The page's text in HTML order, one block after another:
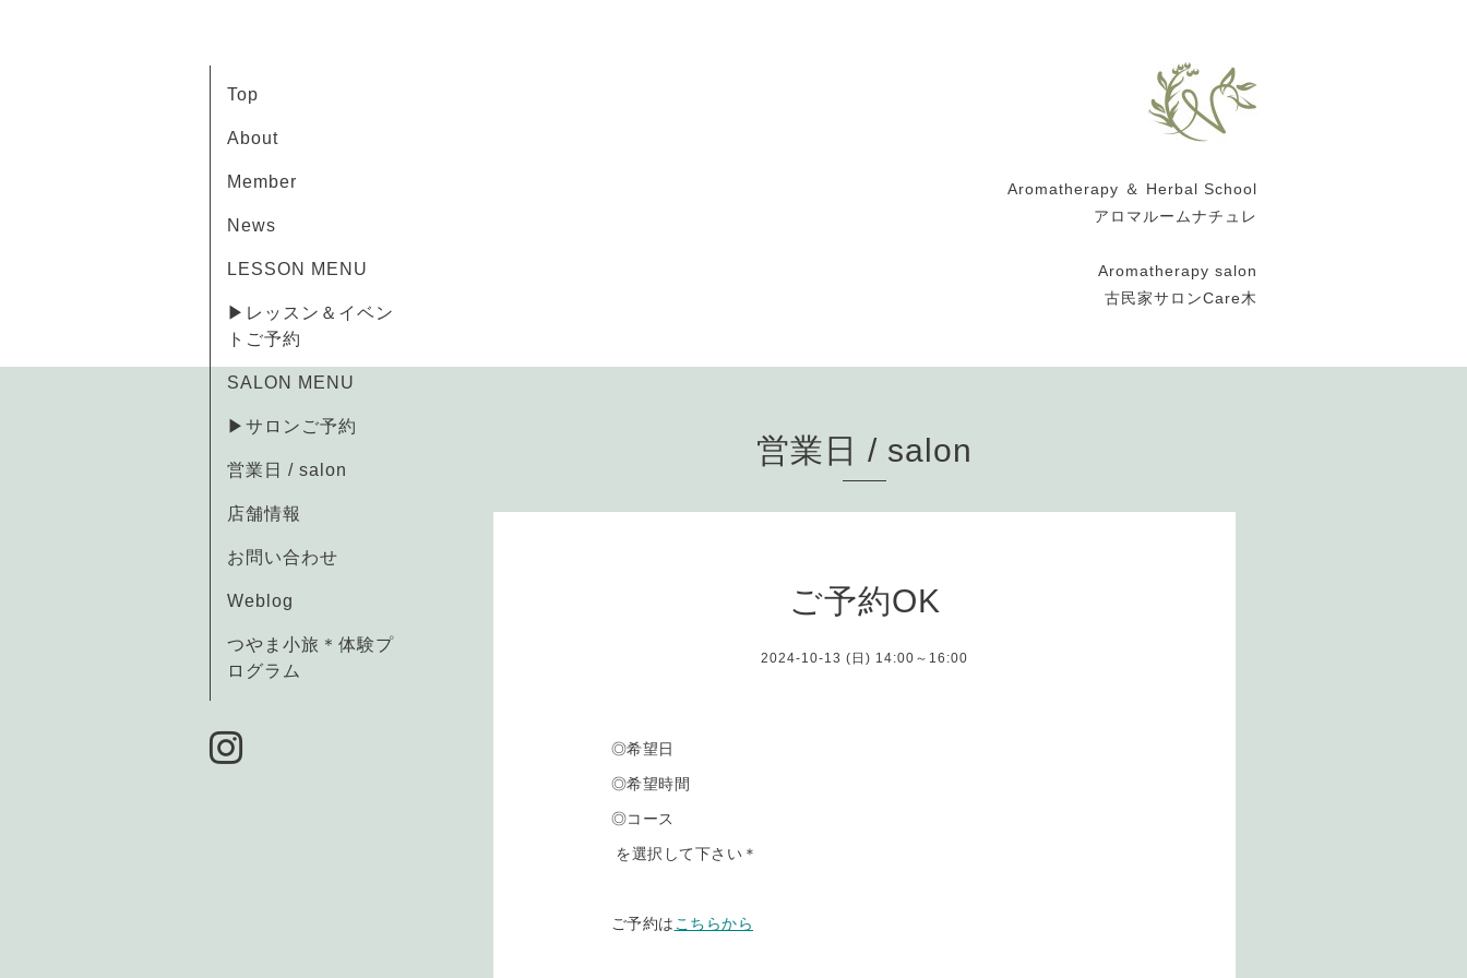
Aromatherapy ＆ Herbal School
アロマルームナチュレ
Aromatherapy salon
古民家サロンCare木
Top
About
Member
News
LESSON MENU
▶レッスン＆イベン
トご予約
SALON MENU
▶サロンご予約
営業日 / salon
店舗情報
お問い合わせ
Weblog
つやま小旅＊体験プ
ログラム
営業日 / salon
ご予約OK
2024-10-13 (日) 14:00～16:00
◎希望日
◎希望時間
◎コース
を選択して下さい＊
ご予約は こちらから